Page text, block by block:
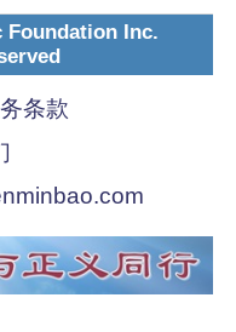
Inc.
条款